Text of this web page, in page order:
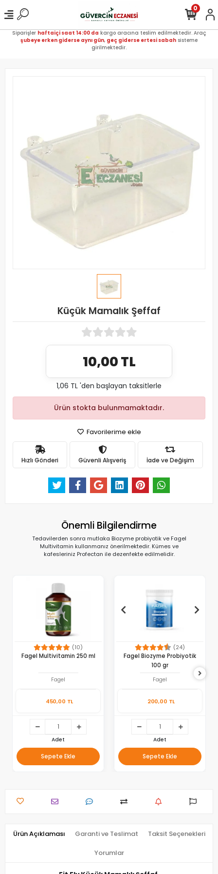
Siparişler haftaiçi saat 14:00 da kargo aracına teslim edilmektedir. Araç
şubeye erken giderse aynı gün, geç giderse ertesi sabah sisteme
girilmektedir.
0
Küçük Mamalık Şeffaf
10,00 TL
1,06 TL 'den başlayan taksitlerle
Ürün stokta bulunmamaktadır.
Favorilerime ekle
Hızlı Gönderi Güvenli Alışveriş İade ve Değişim
Önemli Bilgilendirme
Tedavilerden sonra mutlaka Biozyme probiyotik ve Fagel
Multivitamin kullanmanız önerilmektedir. Kümes ve
kafesleriniz Profectan ile dezenfekte edilmelidir.
(10)
Fagel Multivitamin 250 ml
Fagel
450,00 TL
Adet
Sepete Ekle
(24)
Fagel Biozyme Probiyotik
100 gr
Fagel
200,00 TL
Adet
Sepete Ekle
Ürün Açıklaması Garanti ve Teslimat Taksit Seçenekleri
Yorumlar